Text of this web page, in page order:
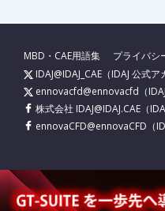
MBD・CAE用語集 プライバシ
IDAJ@IDAJ_CAE （IDAJ 公式ア
ennovacfd@ennovacfd （
株式会社 IDAJ@IDAJ.CAE （
ennovaCFD@ennovaCFD （